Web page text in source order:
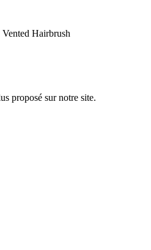
Hairbrush
proposé sur notre site.